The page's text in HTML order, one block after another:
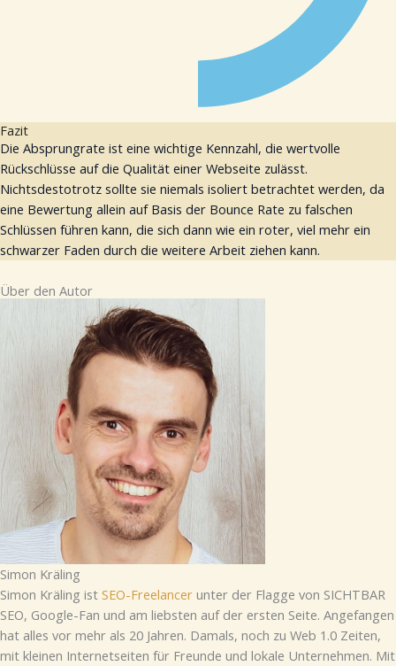
Fazit
Die Absprungrate ist eine wichtige Kennzahl, die wertvolle
Rückschlüsse auf die Qualität einer Webseite zulässt.
Nichtsdestotrotz sollte sie niemals isoliert betrachtet werden, da
eine Bewertung allein auf Basis der Bounce Rate zu falschen
Schlüssen führen kann, die sich dann wie ein roter, viel mehr ein
schwarzer Faden durch die weitere Arbeit ziehen kann.
Über den Autor
Simon Kräling
Simon Kräling ist SEO-Freelancer unter der Flagge von SICHTBAR
SEO, Google-Fan und am liebsten auf der ersten Seite. Angefangen
hat alles vor mehr als 20 Jahren. Damals, noch zu Web 1.0 Zeiten,
mit kleinen Internetseiten für Freunde und lokale Unternehmen. Mit